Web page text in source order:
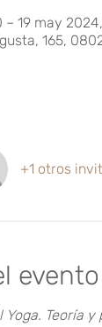
19 may
165,
+1 otros
evento
Yoga. Teoría y